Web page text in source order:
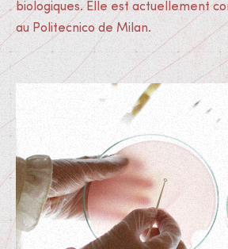
biologiques. Elle est actuellement
au Politecnico de Milan.
Médias